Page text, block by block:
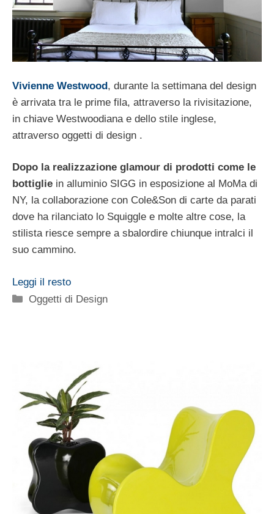
Vivienne Westwood, durante la settimana del design
è arrivata tra le prime fila, attraverso la rivisitazione,
in chiave Westwoodiana e dello stile inglese,
attraverso oggetti di design .
Dopo la realizzazione glamour di prodotti come le
bottiglie in alluminio SIGG in esposizione al MoMa di
NY, la collaborazione con Cole&Son di carte da parati
dove ha rilanciato lo Squiggle e molte altre cose, la
stilista riesce sempre a sbalordire chiunque intralci il
suo cammino.
Leggi il resto
Categorie
Oggetti di Design